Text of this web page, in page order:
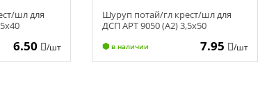
шл для
6.50 /шт
Шуруп потай/гл крест/шл для
ДСП АРТ 9050 (А2) 3,5х50
в наличии 7.95 /шт